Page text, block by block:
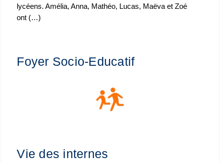
lycéens. Amélia, Anna, Mathéo, Lucas, Maëva et Zoé
ont (…)
Foyer Socio-Educatif
Vie des internes